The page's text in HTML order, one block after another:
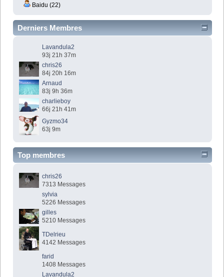
Baidu (22)
Derniers Membres
Lavandula2
93j 21h 37m
chris26
84j 20h 16m
Arnaud
83j 9h 36m
charlieboy
66j 21h 41m
Gyzmo34
63j 9m
Top membres
chris26
7313 Messages
sylvia
5226 Messages
gilles
5210 Messages
TDelrieu
4142 Messages
farid
1408 Messages
Lavandula2